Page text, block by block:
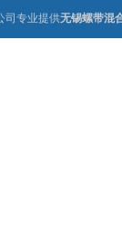
司专业提供无锡螺带混